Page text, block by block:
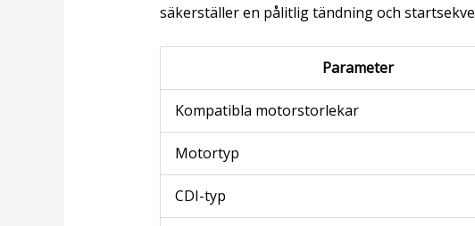
säkerställer en pålitlig tändning och
Parameter
Kompatibla motorstorlekar
Motortyp
CDI-typ